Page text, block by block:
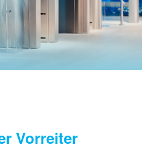
Vorreiter